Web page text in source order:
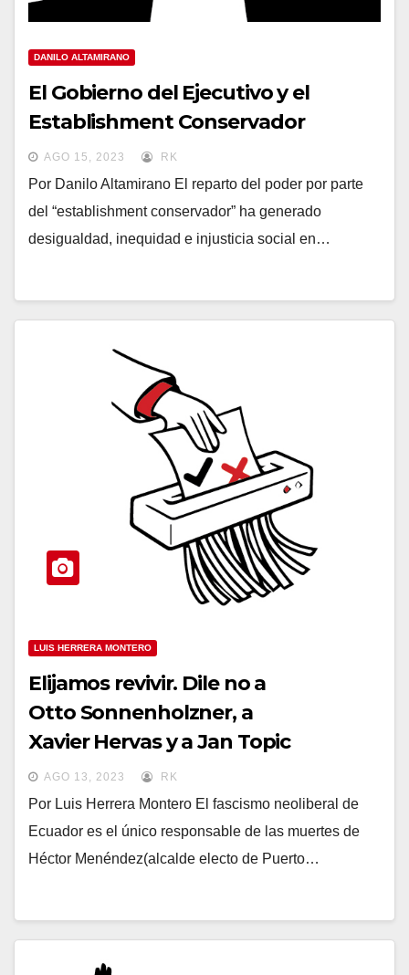
DANILO ALTAMIRANO
El Gobierno del Ejecutivo y el
Establishment Conservador
AGO 15, 2023 RK
Por Danilo Altamirano El reparto del poder por parte
del “establishment conservador” ha generado
desigualdad, inequidad e injusticia social en…
LUIS HERRERA MONTERO
Elijamos revivir. Dile no a
Otto Sonnenholzner, a
Xavier Hervas y a Jan Topic
AGO 13, 2023 RK
Por Luis Herrera Montero El fascismo neoliberal de
Ecuador es el único responsable de las muertes de
Héctor Menéndez(alcalde electo de Puerto…